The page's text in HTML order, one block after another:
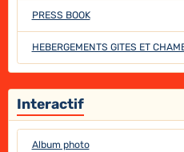
PRESS BOOK
HEBERGEMENTS GITES ET
Interactif
Album photo